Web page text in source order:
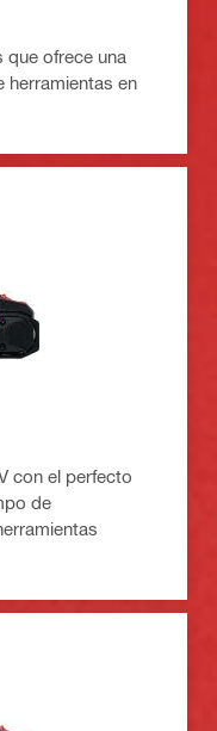
que ofrece una
herramientas en
con el perfecto
de